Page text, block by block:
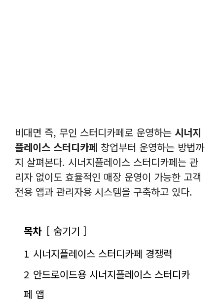
비대면 즉, 무인 스터디카페로 운영하는 시너지
플레이스 스터디카페 창업부터 운영하는 방법까
지 살펴본다. 시너지플레이스 스터디카페는 관
리자 없이도 효율적인 매장 운영이 가능한 고객
전용 앱과 관리자용 시스템을 구축하고 있다.
목차
숨기기
1 시너지플레이스 스터디카페 경쟁력
2 안드로이드용 시너지플레이스 스터디카
페 앱